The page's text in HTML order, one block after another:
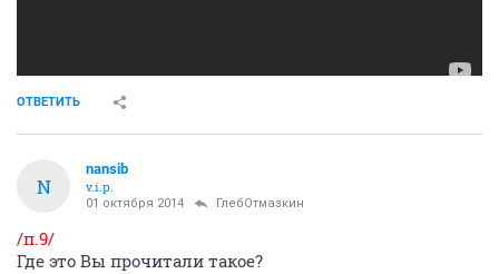
ОТВЕТИТЬ
N
nansib
v.i.p.
01 октября 2014 ГлебОтмазкин
/п.9/
Где это Вы прочитали такое?